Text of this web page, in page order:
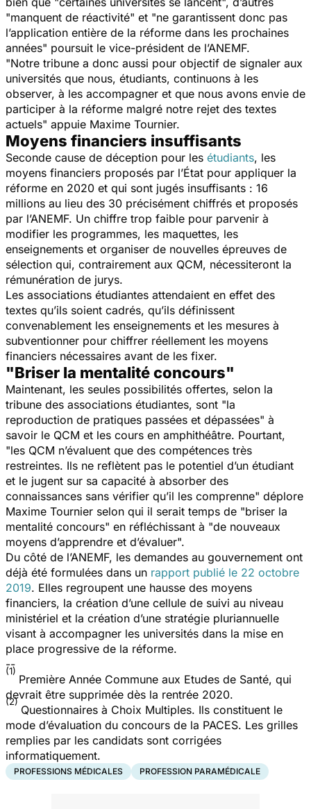
"manquent de réactivité" et "ne garantissent donc pas
l’application entière de la réforme dans les prochaines
années" poursuit le vice-président de l’ANEMF.
"Notre tribune a donc aussi pour objectif de signaler aux
universités que nous, étudiants, continuons à les
observer, à les accompagner et que nous avons envie de
participer à la réforme malgré notre rejet des textes
actuels" appuie Maxime Tournier.
Moyens financiers insuffisants
Seconde cause de déception pour les étudiants, les
moyens financiers proposés par l’État pour appliquer la
réforme en 2020 et qui sont jugés insuffisants : 16
millions au lieu des 30 précisément chiffrés et proposés
par l’ANEMF. Un chiffre trop faible pour parvenir à
modifier les programmes, les maquettes, les
enseignements et organiser de nouvelles épreuves de
sélection qui, contrairement aux QCM, nécessiteront la
rémunération de jurys.
Les associations étudiantes attendaient en effet des
textes qu’ils soient cadrés, qu’ils définissent
convenablement les enseignements et les mesures à
subventionner pour chiffrer réellement les moyens
financiers nécessaires avant de les fixer.
"Briser la mentalité concours"
Maintenant, les seules possibilités offertes, selon la
tribune des associations étudiantes, sont "la
reproduction de pratiques passées et dépassées" à
savoir le QCM et les cours en amphithéâtre. Pourtant,
"les QCM n’évaluent que des compétences très
restreintes. Ils ne reflètent pas le potentiel d’un étudiant
et le jugent sur sa capacité à absorber des
connaissances sans vérifier qu’il les comprenne" déplore
Maxime Tournier selon qui il serait temps de "briser la
mentalité concours" en réfléchissant à "de nouveaux
moyens d’apprendre et d’évaluer".
Du côté de l’ANEMF, les demandes au gouvernement ont
déjà été formulées dans un rapport publié le 22 octobre
2019. Elles regroupent une hausse des moyens
financiers, la création d’une cellule de suivi au niveau
ministériel et la création d’une stratégie pluriannuelle
visant à accompagner les universités dans la mise en
place progressive de la réforme.
--
(1)
Première Année Commune aux Etudes de Santé, qui
devrait être supprimée dès la rentrée 2020.
(2)
Questionnaires à Choix Multiples. Ils constituent le
mode d’évaluation du concours de la PACES. Les grilles
remplies par les candidats sont corrigées
informatiquement.
PROFESSIONS MÉDICALES PROFESSION PARAMÉDICALE